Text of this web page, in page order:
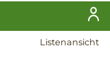
Listenansicht